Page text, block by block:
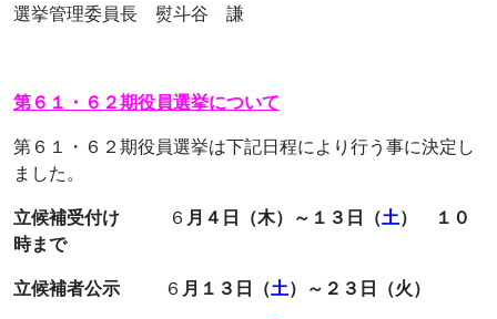
選挙管理委員長 熨斗谷 謙
第６１・６２期役員選挙について
第６１・６２期役員選挙は下記日程により行う事に決定し
ました。
立候補受付け
６ 月４日（木）～１３日（土） １０
時まで
立候補者公示
６ 月１３日（土）～２３日（火）